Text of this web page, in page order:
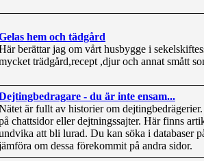
hem och tädgård
berättar jag om vårt husbygge i
trädgård,recept ,djur och annat smått
- du är inte ensam...
är fullt av historier om
chattsidor eller dejtningssajter. Här finns
att bli lurad. Du kan söka i databaser
om dessa förekommit på andra sidor.